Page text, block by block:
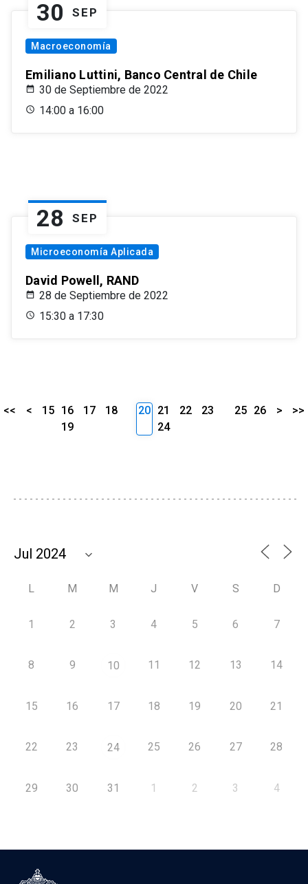
30 SEP
Macroeconomía
Emiliano Luttini, Banco Central de Chile
30 de Septiembre de 2022
14:00 a 16:00
28 SEP
Microeconomía Aplicada
David Powell, RAND
28 de Septiembre de 2022
15:30 a 17:30
<< < 15 16 17
18
19
20 21 22
23
24
25 26 > >>
L M M J V S D
1 2 3 4 5 6 7
8 9 10 11 12 13 14
15 16 17 18 19 20 21
22 23 24 25 26 27 28
29 30 31 1 2 3 4